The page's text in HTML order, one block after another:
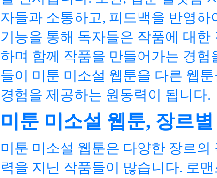
자들과 소통하고, 피드백을 반영
기능을 통해 독자들은 작품에 대
하며 함께 작품을 만들어가는 경
들이 미툰 미소설 웹툰을 다른 웹
경험을 제공하는 원동력이 됩니다.
미툰 미소설 웹툰, 장르
미툰 미소설 웹툰은 다양한 장르
력을 지닌 작품들이 많습니다. 로